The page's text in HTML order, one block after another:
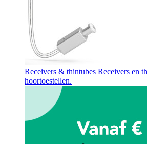
Receivers & thintubes Receivers en
hoortoestellen.